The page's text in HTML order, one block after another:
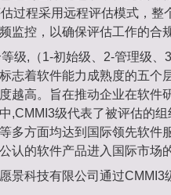
过程采用远程评估模式，整
监控，以确保评估工作的合
级,（1-初始级、2-管理级、
志着软件能力成熟度的五个
越高。旨在推动企业在软件
,CMMI3级代表了被评估的
多方面均达到国际领先软件
认的软件产品进入国际市场的
景科技有限公司通过CMMI3